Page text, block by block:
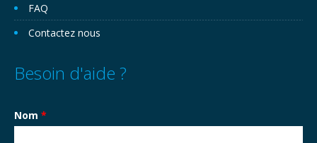
FAQ
Contactez nous
Besoin d'aide ?
Nom *